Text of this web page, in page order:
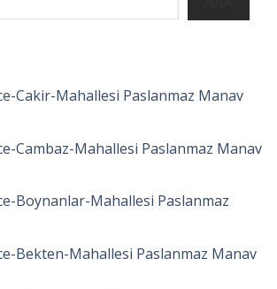
Cakir-Mahallesi Paslanmaz Manav
Cambaz-Mahallesi Paslanmaz Manav
Boynanlar-Mahallesi Paslanmaz
Bekten-Mahallesi Paslanmaz Manav